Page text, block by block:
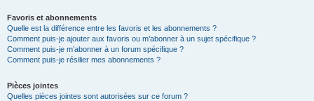
Favoris et abonnements
Quelle est la différence entre les favoris et les abonnements ?
Comment puis-je ajouter aux favoris ou m’abonner à un sujet spécifique ?
Comment puis-je m’abonner à un forum spécifique ?
Comment puis-je résilier mes abonnements ?
Pièces jointes
Quelles pièces jointes sont autorisées sur ce forum ?